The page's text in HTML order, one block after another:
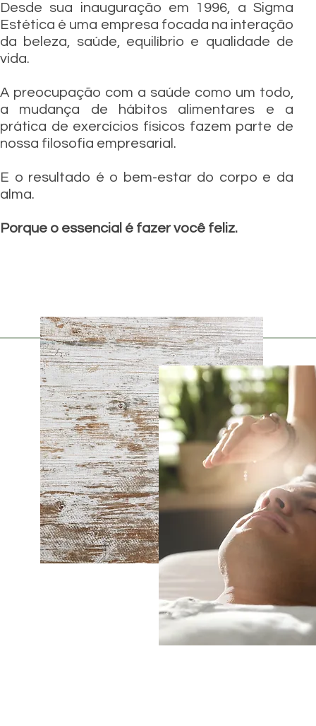
Desde sua inauguração em 1996, a Sigma
Estética é uma empresa focada na interação
da beleza, saúde, equilíbrio e qualidade de
vida.
A preocupação com a saúde como um todo,
a mudança de hábitos alimentares e a
prática de exercícios físicos fazem parte de
nossa filosofia empresarial.
E o resultado é o bem-estar do corpo e da
alma.
Porque o essencial é fazer você feliz.